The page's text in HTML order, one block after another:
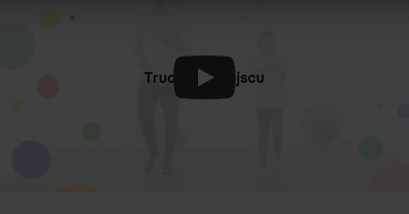
Odtwórz